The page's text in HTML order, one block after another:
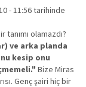
- 11:56 tarihinde
olamazdı?
ve arka planda
kesip onu
Bize Miras
Genç şairi hiç bir